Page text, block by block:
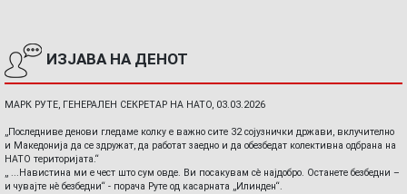
ИЗЈАВА НА ДЕНОТ
МАРК РУТЕ, ГЕНЕРАЛЕН СЕКРЕТАР НА НАТО, 03.03.2026
„Последниве денови гледаме колку е важно сите 32 сојузнички држави, вклучително
и Македонија да се здружат, да работат заедно и да обезбедат колективна одбрана на
НАТО територијата.“
„ ...Навистина ми е чест што сум овде. Ви посакувам сè најдобро. Останете безбедни –
и чувајте нè безбедни“ - порача Руте од касарната „Илинден“.